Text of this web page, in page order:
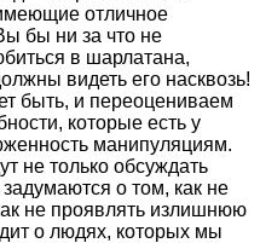
отличное
бы ни за что не
в шарлатана,
видеть его насквозь!
быть, и переоцениваем
которые есть у
манипуляциям.
не только обсуждать
о том, как не
не проявлять излишнюю
о людях, которых мы